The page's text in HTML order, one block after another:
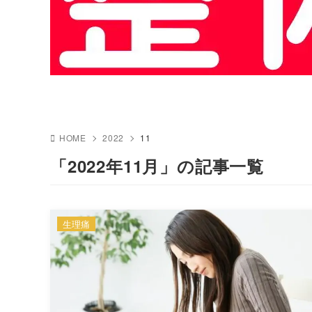
HOME 2022 11
「2022年11月」の記事一覧
生理痛